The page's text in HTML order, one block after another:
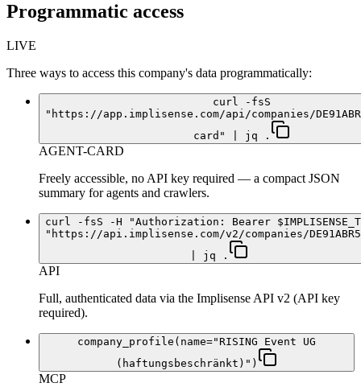
Programmatic access
LIVE
Three ways to access this company's data programmatically:
curl -fsS
"https://app.implisense.com/api/companies/
card" | jq .
AGENT-CARD
Freely accessible, no API key required — a compact JSON
summary for agents and crawlers.
curl -fsS -H "Authorization: Bearer
"https://api.implisense.com/v2/companies/
| jq .
API
Full, authenticated data via the Implisense API v2 (API key
required).
company_profile(name="RISING Event UG
(haftungsbeschränkt)")
MCP